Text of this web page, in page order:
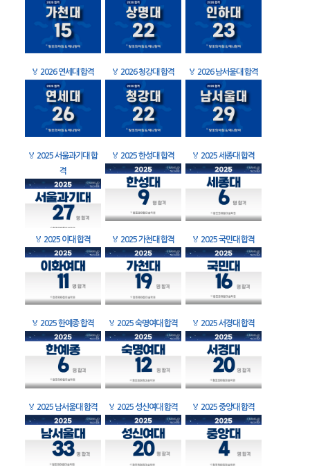
🏅 2026 연세대 합격 🏅 2026 청강대 합격 🏅 2026 남서울대 합격
🏅 2025 서울과기대 합
격
🏅 2025 한성대 합격 🏅 2025 세종대 합격
🏅 2025 이대 합격 🏅 2025 가천대 합격 🏅 2025 국민대 합격
🏅 2025 한예종 합격 🏅 2025 숙명여대 합격 🏅 2025 서경대 합격
🏅 2025 남서울대 합격 🏅 2025 성신여대 합격 🏅 2025 중앙대 합격